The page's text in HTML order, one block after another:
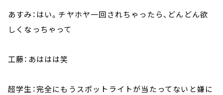
あすみ：はい。チヤホヤ一回されちゃったら、どんどん欲
しくなっちゃって
工藤：あははは笑
超学生：完全にもうスポットライトが当たってないと嫌に